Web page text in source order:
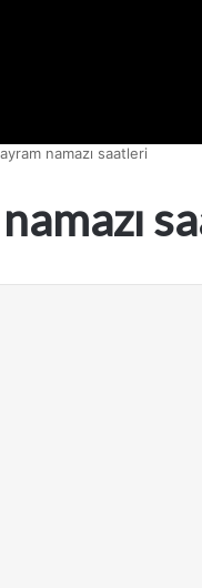
namazı saatleri